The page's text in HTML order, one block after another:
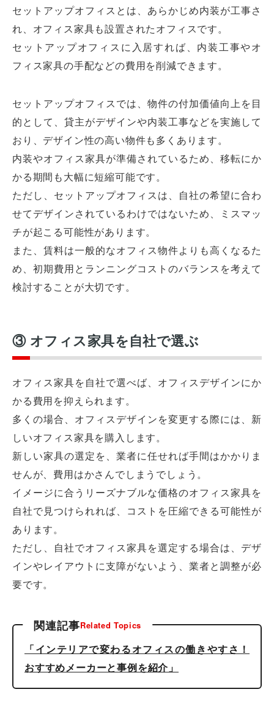
セットアップオフィスとは、あらかじめ内装が工事さ
れ、オフィス家具も設置されたオフィスです。
セットアップオフィスに入居すれば、内装工事やオ
フィス家具の手配などの費用を削減できます。
セットアップオフィスでは、物件の付加価値向上を目
的として、貸主がデザインや内装工事などを実施して
おり、デザイン性の高い物件も多くあります。
内装やオフィス家具が準備されているため、移転にか
かる期間も大幅に短縮可能です。
ただし、セットアップオフィスは、自社の希望に合わ
せてデザインされているわけではないため、ミスマッ
チが起こる可能性があります。
また、賃料は一般的なオフィス物件よりも高くなるた
め、初期費用とランニングコストのバランスを考えて
検討することが大切です。
③ オフィス家具を自社で選ぶ
オフィス家具を自社で選べば、オフィスデザインにか
かる費用を抑えられます。
多くの場合、オフィスデザインを変更する際には、新
しいオフィス家具を購入します。
新しい家具の選定を、業者に任せれば手間はかかりま
せんが、費用はかさんでしまうでしょう。
イメージに合うリーズナブルな価格のオフィス家具を
自社で見つけられれば、コストを圧縮できる可能性が
あります。
ただし、自社でオフィス家具を選定する場合は、デザ
インやレイアウトに支障がないよう、業者と調整が必
要です。
関連記事Related Topics
「インテリアで変わるオフィスの働きやすさ！
おすすめメーカーと事例を紹介」